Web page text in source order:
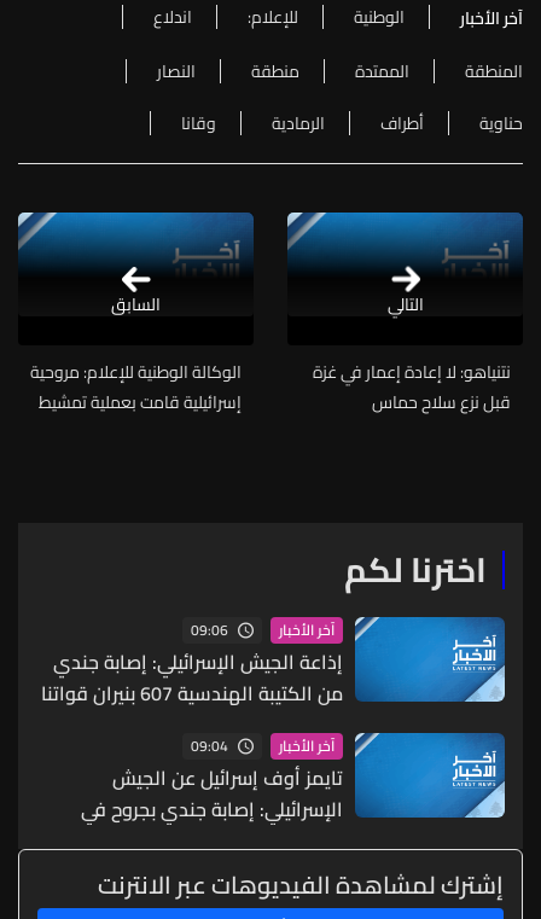
آخر الأخبار الوطنية للإعلام:
اندلاع
المنطقة
الممتدة منطقة
النصار
حناوية
أطراف الرمادية وقانا
التالي
نتنياهو: لا إعادة إعمار في غزة
قبل نزع سلاح حماس
الوكالة الوطنية للإعلام: مروحية
إسرائيلية قامت بعملية تمشيط
السابق
اخترنا لكم
آخر الأخبار 09:06
إذاعة الجيش الإسرائيلي: إصابة جندي
من الكتيبة الهندسية 607 بنيران قواتنا
في بلدة الطيري جنوبي لبنان
آخر الأخبار 09:04
تايمز أوف إسرائيل عن الجيش
الإسرائيلي: إصابة جندي بجروح في
حادث أثناء العمليات العسكرية جنوبي
لبنان
إشترك لمشاهدة الفيديوهات عبر الانترنت